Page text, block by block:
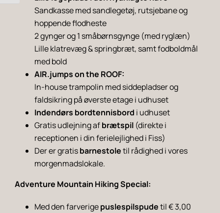
Sandkasse med sandlegetøj, rutsjebane og
hoppende flodheste
2 gynger og 1 småbørnsgynge (med ryglæn)
Lille klatrevæg & springbræt, samt fodboldmål
med bold
AIR.jumps on the ROOF:
In-house trampolin med siddepladser og
faldsikring på øverste etage i udhuset
Indendørs bordtennisbord i udhuset
Gratis udlejning afbrætspil (direkte i
receptionen i din ferielejlighed i Fiss)
Der er gratisbarnestoletil rådighed i vores
morgenmadslokale.
Adventure Mountain Hiking Special:
Med den farverigepuslespilspudetil € 3,00